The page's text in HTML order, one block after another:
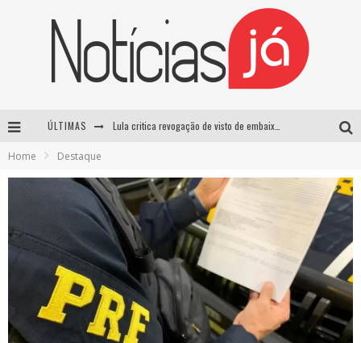
ÚLTIMAS Lula critica revogação de visto de embaixadora brasileira pelos EUA e chama medida de “irresponsável”
Home Destaque